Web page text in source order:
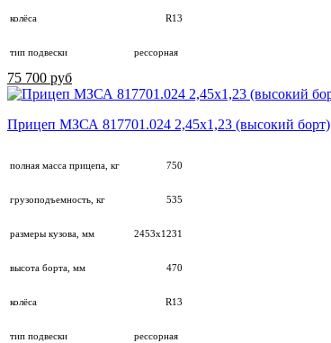
колёса R13
тип подвески рессорная
75 700 руб
Прицеп МЗСА 817701.024 2,45х1,23 (высокий борт)
полная масса прицепа, кг 750
грузоподъемность, кг 535
размеры кузова, мм 2453х1231
высота борта, мм 470
колёса R13
тип подвески рессорная